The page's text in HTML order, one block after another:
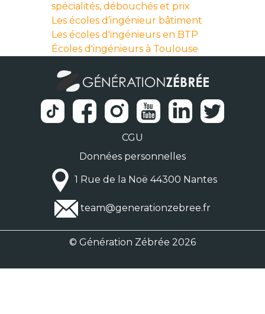
spécialités, débouchés et prix
Les écoles d’ingénieur bâtiment
Les écoles d'ingénieurs en BTP
Écoles d'ingénieurs à Toulouse
CGU
Données personnelles
1 Rue de la Noë 44300 Nantes
team@generationzebree.fr
© Génération Zébrée 2026